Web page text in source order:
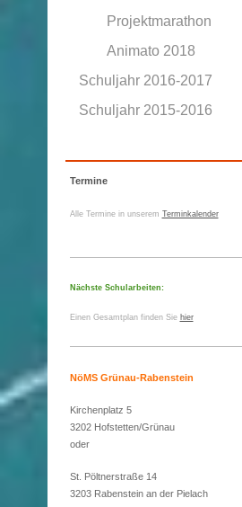
Projektmarathon
Animato 2018
Schuljahr 2016-2017
Schuljahr 2015-2016
Termine
Alle Termine in unserem Terminkalender
Nächste Schularbeiten:
Einen Gesamtplan finden Sie hier
NöMS Grünau-Rabenstein
Kirchenplatz 5
3202 Hofstetten/Grünau
oder
St. Pöltnerstraße 14
3203 Rabenstein an der Pielach